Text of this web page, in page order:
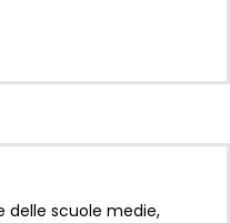
delle scuole medie,